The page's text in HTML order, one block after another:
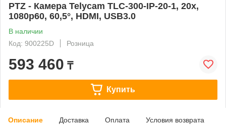
PTZ - Камера Telycam TLC-300-IP-20-1, 20x,
1080p60, 60,5°, HDMI, USB3.0
В наличии
Код: 900225D
Розница
593 460 ₸
Купить
Описание Доставка Оплата Условия возврата